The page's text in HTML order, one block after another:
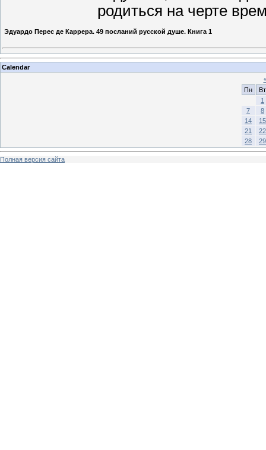
родиться на черте
Эдуардо Перес де Каррера. 49 посланий русской душе. Книга 1
Calendar
Пн
Вт
1
7
8
14
15
21
22
28
29
Полная версия сайта